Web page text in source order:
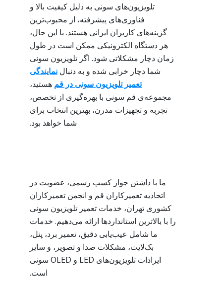
تلویزیون‌های سونی به دلیل کیفیت بالا و
فناوری‌های پیشرفته، از محبوب‌ترین
گزینه‌های کاربران ایرانی هستند. با این حال،
هر دستگاه الکترونیکی ممکن است در طول
زمان دچار مشکلاتی شود. اگر تلویزیون سونی
شما دچار خرابی شده و به دنبال نمایندگی
تعمیر تلویزیون سونی در قم هستید،
مجموعه‌ی قم سونی با بهره‌گیری از تخصص،
تجربه و تجهیزات مدرن، بهترین انتخاب برای
شما خواهد بود.
ما با داشتن جواز کسب رسمی، عضویت در
اتحادیه تعمیرکاران قم و انجمن تعمیرکاران
کشوری تهران، خدمات تعمیر تلویزیون سونی
را با بالاترین استانداردها ارائه می‌دهیم. خدمات
ما شامل عیب‌یابی دقیق، تعمیر برد، پنل،
بک‌لایت، مشکلات صدا و تصویر، و سایر
ایرادات تلویزیون‌های LED و OLED سونی
است.